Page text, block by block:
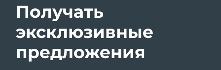
Получать
эксклюзивные
предложения